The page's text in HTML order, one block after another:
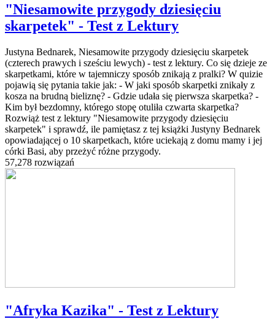
"Niesamowite przygody dziesięciu
skarpetek" - Test z Lektury
Justyna Bednarek, Niesamowite przygody dziesięciu skarpetek
(czterech prawych i sześciu lewych) - test z lektury. Co się dzieje ze
skarpetkami, które w tajemniczy sposób znikają z pralki? W quizie
pojawią się pytania takie jak: - W jaki sposób skarpetki znikały z
kosza na brudną bieliznę? - Gdzie udała się pierwsza skarpetka? -
Kim był bezdomny, którego stopę otuliła czwarta skarpetka?
Rozwiąż test z lektury "Niesamowite przygody dziesięciu
skarpetek" i sprawdź, ile pamiętasz z tej książki Justyny Bednarek
opowiadającej o 10 skarpetkach, które uciekają z domu mamy i jej
córki Basi, aby przeżyć różne przygody.
57,278 rozwiązań
"Afryka Kazika" - Test z Lektury